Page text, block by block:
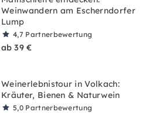
Weinwandern am Escherndorfer
Lump
4,7 Partnerbewertung
ab 39 €
Weinerlebnistour in Volkach:
Kräuter, Bienen & Naturwein
5,0 Partnerbewertung